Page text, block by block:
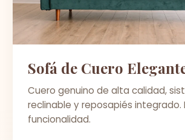
Sofá de Cuero
Cuero genuino de alta calidad,
reclinable y reposapiés integrado.
funcionalidad.